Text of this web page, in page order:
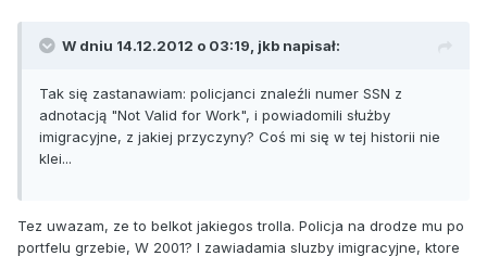
W dniu 14.12.2012 o 03:19, jkb napisał:
Tak się zastanawiam: policjanci znaleźli numer SSN z
adnotacją "Not Valid for Work", i powiadomili służby
imigracyjne, z jakiej przyczyny? Coś mi się w tej historii nie
klei...
Tez uwazam, ze to belkot jakiegos trolla. Policja na drodze mu po
portfelu grzebie, W 2001? I zawiadamia sluzby imigracyjne, ktore